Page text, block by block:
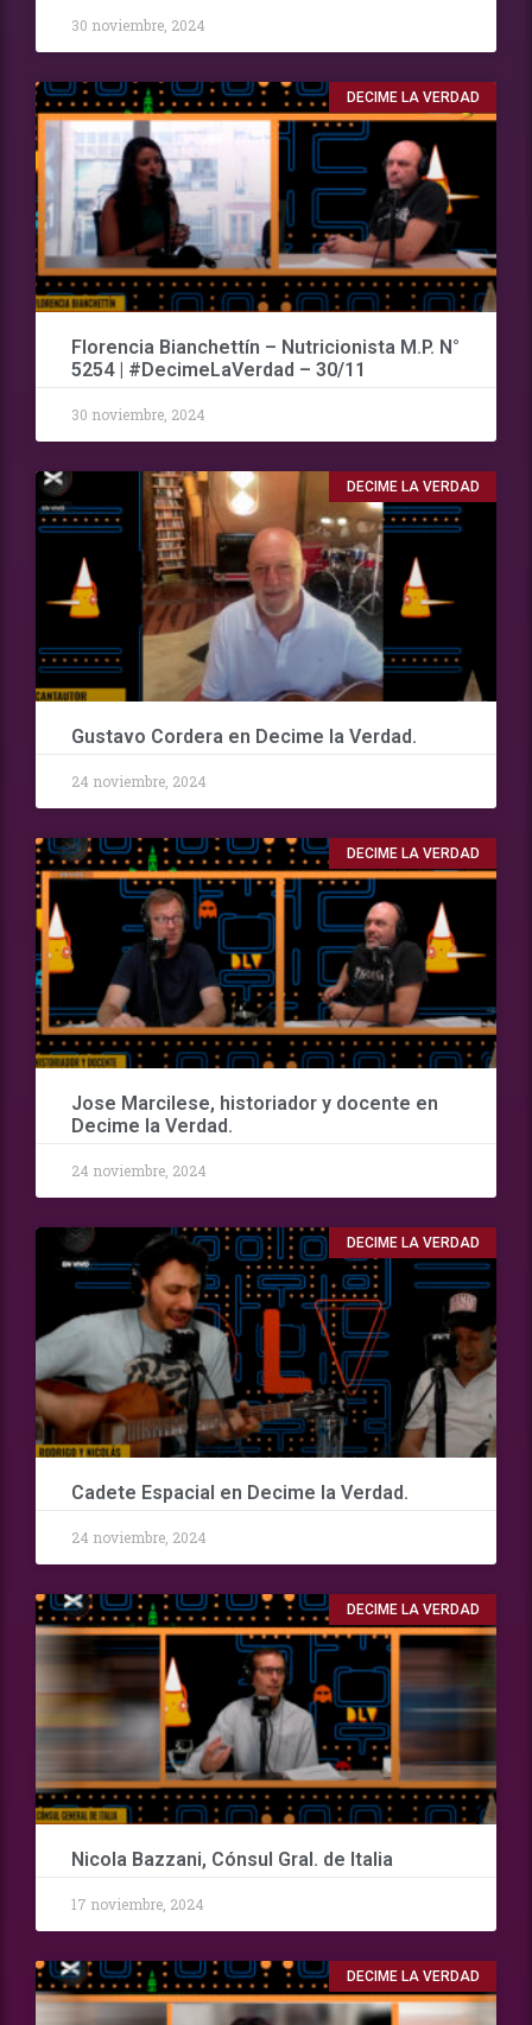
30 noviembre, 2024
DECIME LA VERDAD
Florencia Bianchettín – Nutricionista M.P. N°
5254 | #DecimeLaVerdad – 30/11
30 noviembre, 2024
DECIME LA VERDAD
Gustavo Cordera en Decime la Verdad.
24 noviembre, 2024
DECIME LA VERDAD
Jose Marcilese, historiador y docente en
Decime la Verdad.
24 noviembre, 2024
DECIME LA VERDAD
Cadete Espacial en Decime la Verdad.
24 noviembre, 2024
DECIME LA VERDAD
Nicola Bazzani, Cónsul Gral. de Italia
17 noviembre, 2024
DECIME LA VERDAD